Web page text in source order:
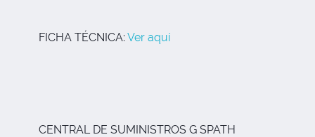
FICHA TÉCNICA: Ver aquí
CENTRAL DE SUMINISTROS G SPATH